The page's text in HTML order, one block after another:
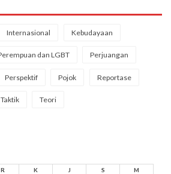
Internasional Kebudayaan
dan LGBT Perjuangan
Perspektif Pojok Reportase
Teori
R K J S
M